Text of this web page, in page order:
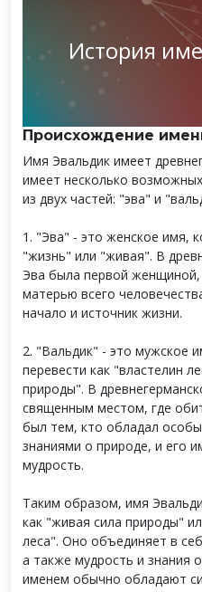
История
Происхождение
Имя Эвальдик имеет
имеет несколько
из двух частей: "эва" и
1. "Эва" - это женское имя,
"жизнь" или "живая". В
Эва была первой женщиной,
матерью всего
начало и источник жизни.
2. "Вальдик" - это мужское
перевести как "властелин
природы". В
священным местом, где
был тем, кто обладал
знаниями о природе, и его
мудрость.
Таким образом, имя
как "живая сила природы"
леса". Оно объединяет в
а также мудрость и знания
именем обычно обладают